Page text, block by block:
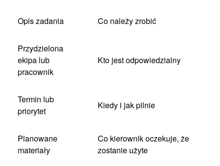
Opis zadania Co należy zrobić
Przydzielona
ekipa lub
pracownik
Kto jest odpowiedzialny
Termin lub
priorytet
Kiedy i jak pilnie
Planowane
materiały
Co kierownik oczekuje, że
zostanie użyte